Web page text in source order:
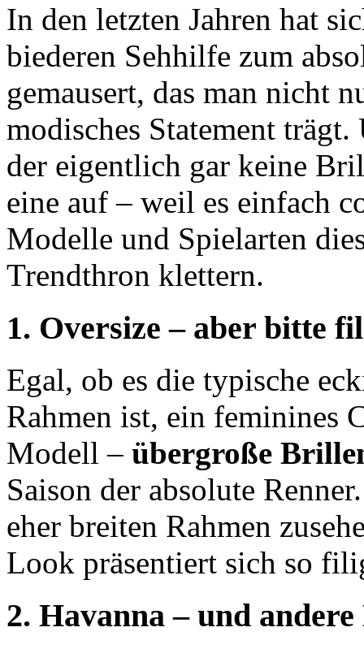
In den letzten Jahren hat
biederen Sehhilfe zum
gemausert, das man nicht
modisches Statement
der eigentlich gar keine
eine auf – weil es einfach
Modelle und Spielarten
Trendthron klettern.
1. Oversize – aber bitte
Egal, ob es die typische
Rahmen ist, ein feminines
Modell – übergroße
Saison der absolute
eher breiten Rahmen
Look präsentiert sich so
2. Havanna – und